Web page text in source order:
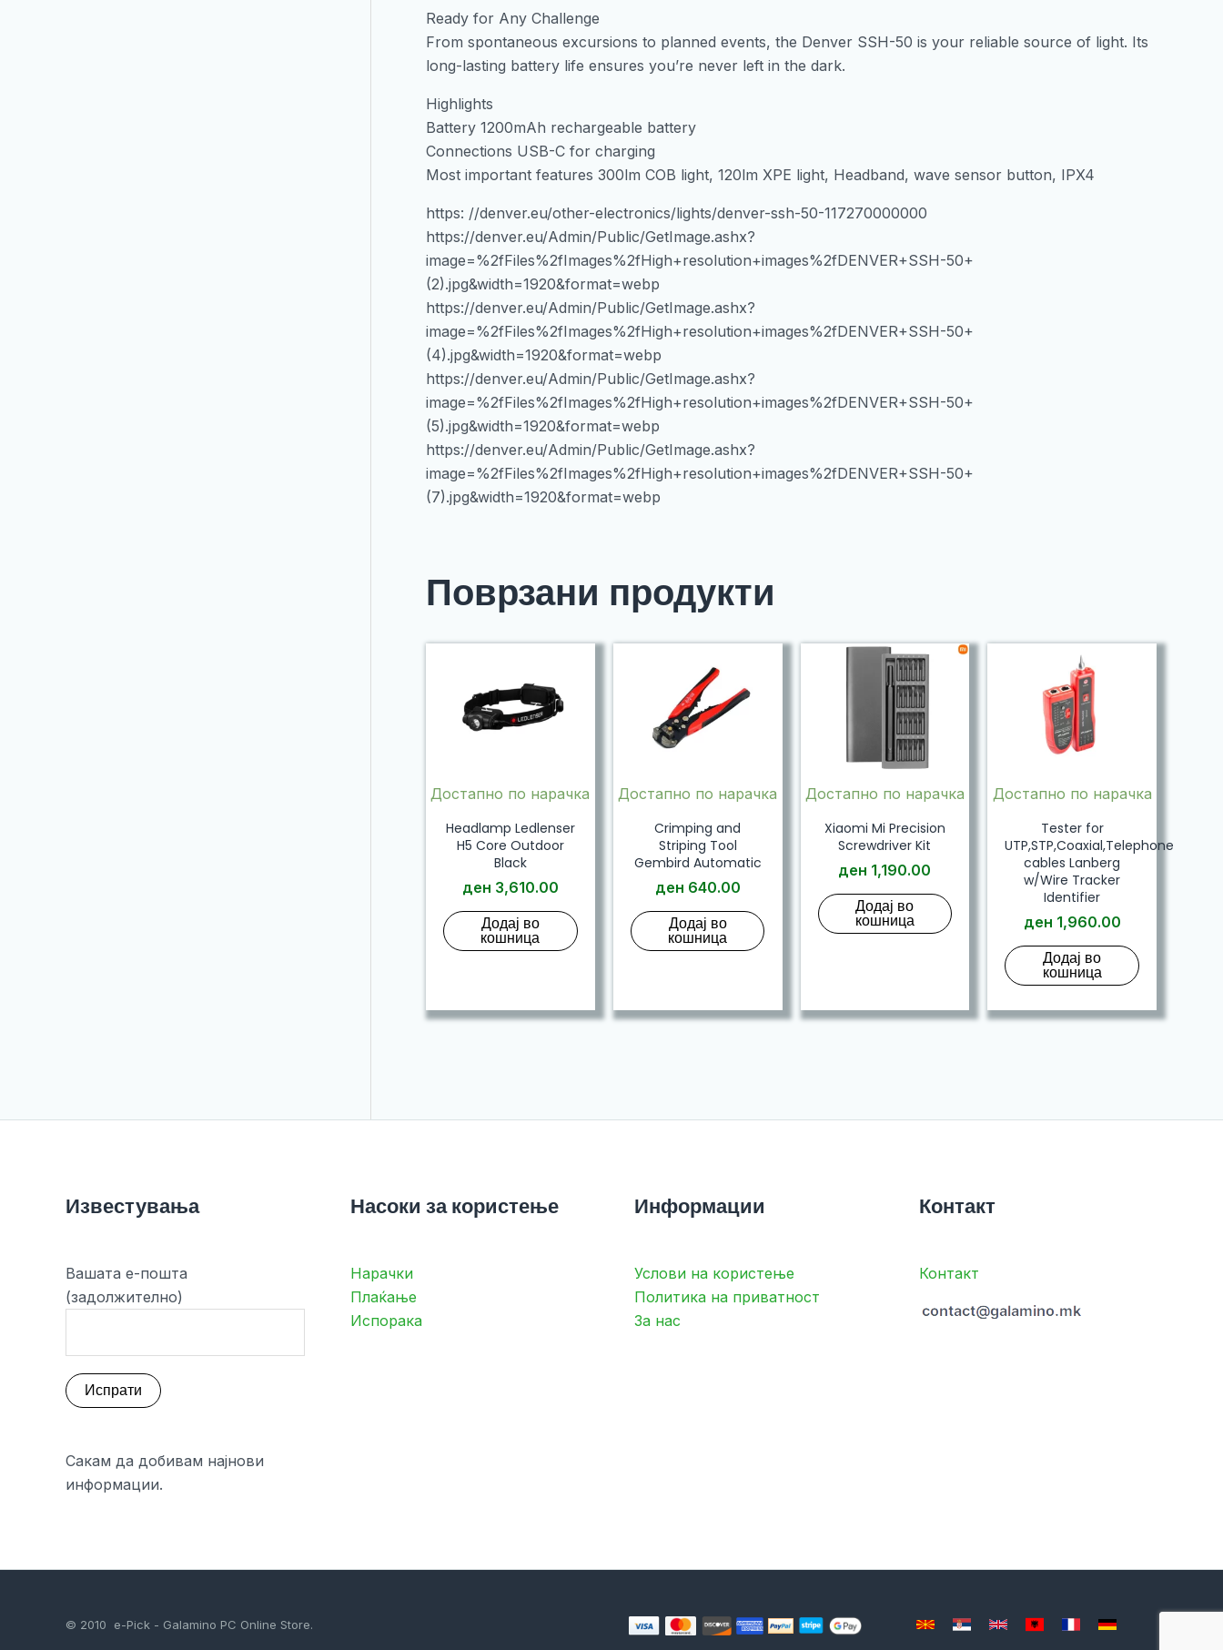
Ready for Any Challenge
From spontaneous excursions to planned events, the Denver SSH-50 is your reliable source of light. Its
long-lasting battery life ensures you’re never left in the dark.
Highlights
Battery 1200mAh rechargeable battery
Connections USB-C for charging
Most important features 300lm COB light, 120lm XPE light, Headband, wave sensor button, IPX4
https: //denver.eu/other-electronics/lights/denver-ssh-50-117270000000
https://denver.eu/Admin/Public/GetImage.ashx?
image=%2fFiles%2fImages%2fHigh+resolution+images%2fDENVER+SSH-50+
(2).jpg&width=1920&format=webp
https://denver.eu/Admin/Public/GetImage.ashx?
image=%2fFiles%2fImages%2fHigh+resolution+images%2fDENVER+SSH-50+
(4).jpg&width=1920&format=webp
https://denver.eu/Admin/Public/GetImage.ashx?
image=%2fFiles%2fImages%2fHigh+resolution+images%2fDENVER+SSH-50+
(5).jpg&width=1920&format=webp
https://denver.eu/Admin/Public/GetImage.ashx?
image=%2fFiles%2fImages%2fHigh+resolution+images%2fDENVER+SSH-50+
(7).jpg&width=1920&format=webp
Поврзани продукти
Достапно по нарачка
Headlamp Ledlenser
H5 Core Outdoor
Black
ден 3,610.00
Додај во
кошница
Достапно по нарачка
Crimping and
Striping Tool
Gembird Automatic
ден 640.00
Додај во
кошница
Достапно по нарачка
Xiaomi Mi Precision
Screwdriver Kit
ден 1,190.00
Додај во
кошница
Достапно по нарачка
Tester for
UTP,STP,Coaxial,Telephone
cables Lanberg
w/Wire Tracker
Identifier
ден 1,960.00
Додај во
кошница
Известувања
Вашата е-пошта
(задолжително)
Сакам да добивам најнови
информации.
Насоки за користење
Нарачки
Плаќање
Испорака
Информации
Услови на користење
Политика на приватност
За нас
Контакт
Контакт
© 2010 e-Pick - Galamino PC Online Store.